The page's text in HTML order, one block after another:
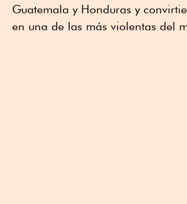
Guatemala y Honduras y
en una de las más violentas del